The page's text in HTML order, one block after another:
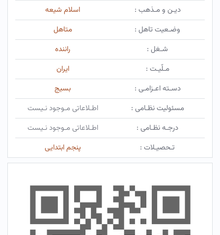
دیـن و مـذهب :
اسلام شیعه
وضـعیت تاهل :
متاهل
شـغل :
راننده
مـلّیـت :
ایران
دسـته اعـزامـی :
بسیج
مسئولیت نظـامی :
اطـلاعاتی مـوجود نـیست
درجـه نظـامی :
اطـلاعاتی مـوجود نـیست
تـحصیـلات :
پنجم ابتدایی